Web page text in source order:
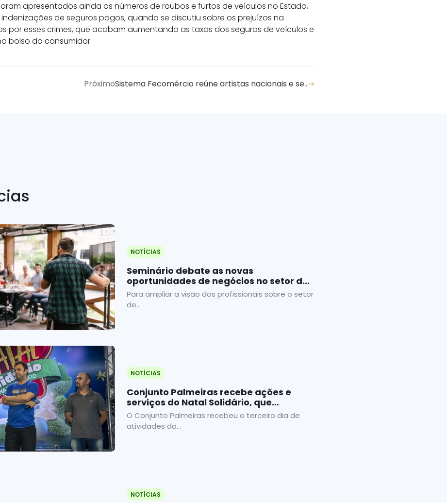
apresentados ainda os números de roubos e furtos de veículos no Estado,
de seguros pagos, quando se discutiu sobre os prejuízos na
por esses crimes, que acabam aumentando as taxas dos seguros de veículos e
bolso do consumidor.
PróximoSistema Fecomércio reúne artistas nacionais e se..
NOTÍCIAS
Seminário debate as novas
oportunidades de negócios no setor de
Eventos em Fortaleza
Para ampliar a visão dos profissionais sobre o setor
de...
NOTÍCIAS
Conjunto Palmeiras recebe ações e
serviços do Natal Solidário, que
prossegue até esta segunda-feira
O Conjunto Palmeiras recebeu o terceiro dia de
atividades do...
NOTÍCIAS